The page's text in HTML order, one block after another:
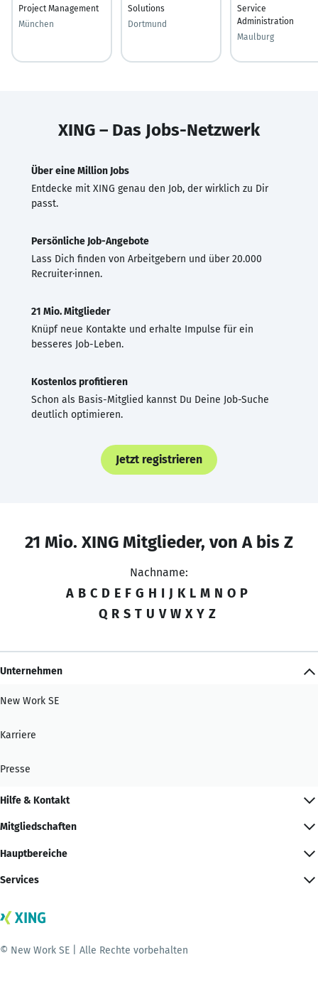
Project Management
München
Solutions
Dortmund
Service
Administration
Maulburg
XING – Das Jobs-Netzwerk
Über eine Million Jobs
Entdecke mit XING genau den Job, der wirklich zu Dir
passt.
Persönliche Job-Angebote
Lass Dich finden von Arbeitgebern und über 20.000
Recruiter·innen.
21 Mio. Mitglieder
Knüpf neue Kontakte und erhalte Impulse für ein
besseres Job-Leben.
Kostenlos profitieren
Schon als Basis-Mitglied kannst Du Deine Job-Suche
deutlich optimieren.
Jetzt registrieren
21 Mio. XING Mitglieder, von A bis Z
Nachname:
A B C D E F G H I J K L M N O P
Q R S T U V W X Y Z
Unternehmen
New Work SE
Karriere
Presse
Hilfe & Kontakt
Mitgliedschaften
Hauptbereiche
Services
© New Work SE | Alle Rechte vorbehalten